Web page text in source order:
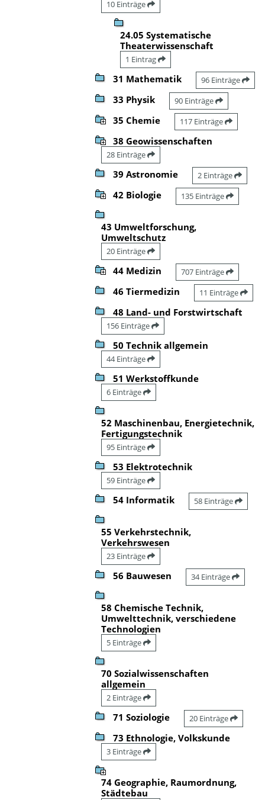
10 Einträge
24.05 Systematische
Theaterwissenschaft
1 Eintrag
31 Mathematik 96 Einträge
33 Physik 90 Einträge
35 Chemie 117 Einträge
38 Geowissenschaften
28 Einträge
39 Astronomie 2 Einträge
42 Biologie 135 Einträge
43 Umweltforschung,
Umweltschutz
20 Einträge
44 Medizin 707 Einträge
46 Tiermedizin 11 Einträge
48 Land- und Forstwirtschaft
156 Einträge
50 Technik allgemein
44 Einträge
51 Werkstoffkunde
6 Einträge
52 Maschinenbau, Energietechnik,
Fertigungstechnik
95 Einträge
53 Elektrotechnik
59 Einträge
54 Informatik 58 Einträge
55 Verkehrstechnik,
Verkehrswesen
23 Einträge
56 Bauwesen 34 Einträge
58 Chemische Technik,
Umwelttechnik, verschiedene
Technologien
5 Einträge
70 Sozialwissenschaften
allgemein
2 Einträge
71 Soziologie 20 Einträge
73 Ethnologie, Volkskunde
3 Einträge
74 Geographie, Raumordnung,
Städtebau